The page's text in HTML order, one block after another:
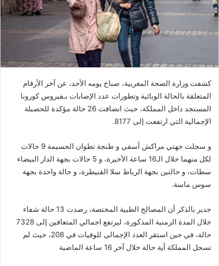
كشفت وزارة الصحة المغربية، صباح يومه الأحد، عن آخر الأرقام
المتعلقة بالحالة الوبائية وتطورات عدد الإصابات بـفيروس كورونا
المستجد داخل المملكة، حيث انضافت 26 حالة مؤكدة للحصيلة
الإجمالية التي ارتفعت إلى 8177.
و سجلت جهتي مراكش أسفي و طنجة تطوان الحسيمة 9 حالات
لكل منهما خلال الـ16 ساعة الأخيرة، و 5 حالات بجهة الدار البيضاء
سطات، و حالتين بجهة الرباط سلا القنيطرة، و حالة واحدة بجهة
سوس ماسة.
جدير بالذكر أن المصالح الطبية المختصة، رصدت 13 حالة شفاء
خلال المدة الزمنية المذكورة، ليرتفع اجمالي المتعافين إلى 7328
حالة، في حين استقر العدد الإجمالي للوفيات في 208، حيث لم
تسجل المملكة أية حالة خلال آخر 16 ساعة الماضية